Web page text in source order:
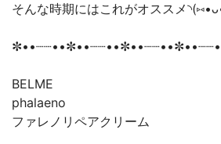
そんな時期にはこれがオススメ
BELME
phalaeno
ファレノリペアクリーム